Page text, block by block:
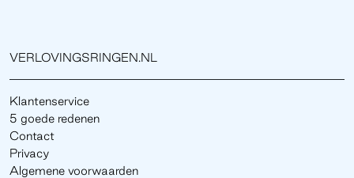
VERLOVINGSRINGEN.NL
Klantenservice
5 goede redenen
Contact
Privacy
Algemene voorwaarden